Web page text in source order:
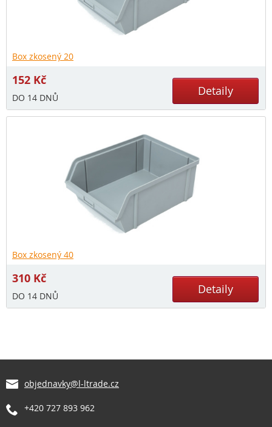
Box zkosený 20
152 Kč
DO 14 DNŮ Detaily
Box zkosený 40
310 Kč
DO 14 DNŮ Detaily
objednavky@l-ltrade.cz
+420 727 893 962